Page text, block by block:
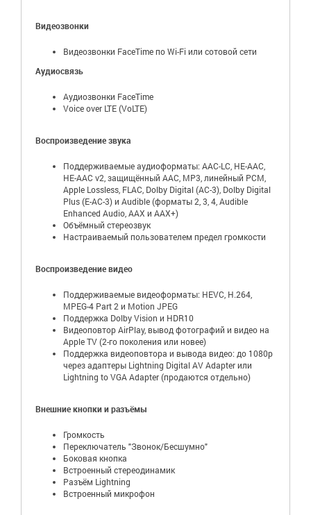
Видеозвонки
Видеозвонки FaceTime по Wi-Fi или сотовой сети
Аудиосвязь
Аудиозвонки FaceTime
Voice over LTE (VoLTE)
Воспроизведение звука
Поддерживаемые аудиоформаты: AAC-LC, HE-AAC,
HE-AAC v2, защищённый AAC, MP3, линейный PCM,
Apple Lossless, FLAC, Dolby Digital (AC-3), Dolby Digital
Plus (E-AC-3) и Audible (форматы 2, 3, 4, Audible
Enhanced Audio, AAX и AAX+)
Объёмный стереозвук
Настраиваемый пользователем предел громкости
Воспроизведение видео
Поддерживаемые видеоформаты: HEVC, H.264,
MPEG-4 Part 2 и Motion JPEG
Поддержка Dolby Vision и HDR10
Видеоповтор AirPlay, вывод фотографий и видео на
Apple TV (2-го поколения или новее)
Поддержка видеоповтора и вывода видео: до 1080p
через адаптеры Lightning Digital AV Adapter или
Lightning to VGA Adapter (продаются отдельно)
Внешние кнопки и разъёмы
Громкость
Переключатель "Звонок/Бесшумно"
Боковая кнопка
Встроенный стереодинамик
Разъём Lightning
Встроенный микрофон